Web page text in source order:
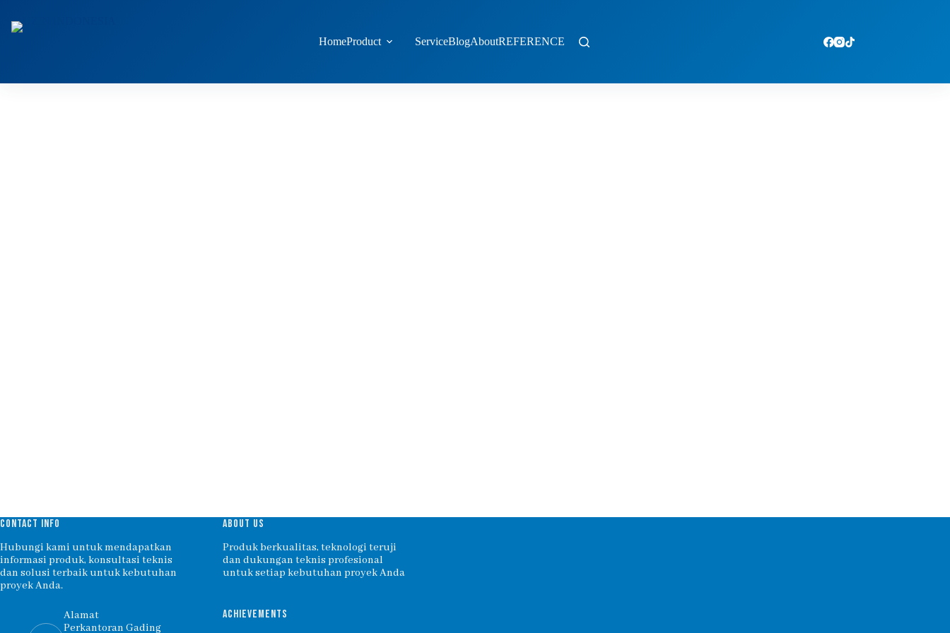
HomeProduct ServiceBlogAboutREFERENCE
CONTACT INFO
Hubungi kami untuk mendapatkan
informasi produk, konsultasi teknis
dan solusi terbaik untuk kebutuhan
proyek Anda.
Alamat
Perkantoran Gading
ABOUT US
Produk berkualitas, teknologi teruji
dan dukungan teknis profesional
untuk setiap kebutuhan proyek Anda
ACHIEVEMENTS